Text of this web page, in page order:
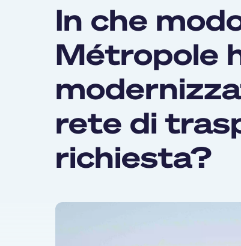
In che
Métropole
rete di
richiesta?